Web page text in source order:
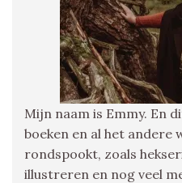
Mijn naam is Emmy. En
boeken en al het andere
rondspookt, zoals
illustreren en nog veel